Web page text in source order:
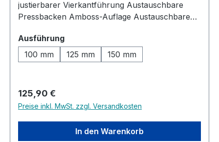
DruckschwenkkopfGewindedurchmesser:
kgAusladung: 10/16 cm
justierbarer Vierkantführung Austauschbare
Pressbacken Amboss-Auflage Austauschbare
Hinweis: Ausführung OHNE Rohrspannbacken
Ausführungauswählen
100 mm
125 mm 150 mm
Regulärer Preis:
125,90 €
Preise inkl. MwSt. zzgl. Versandkosten
In den Warenkorb